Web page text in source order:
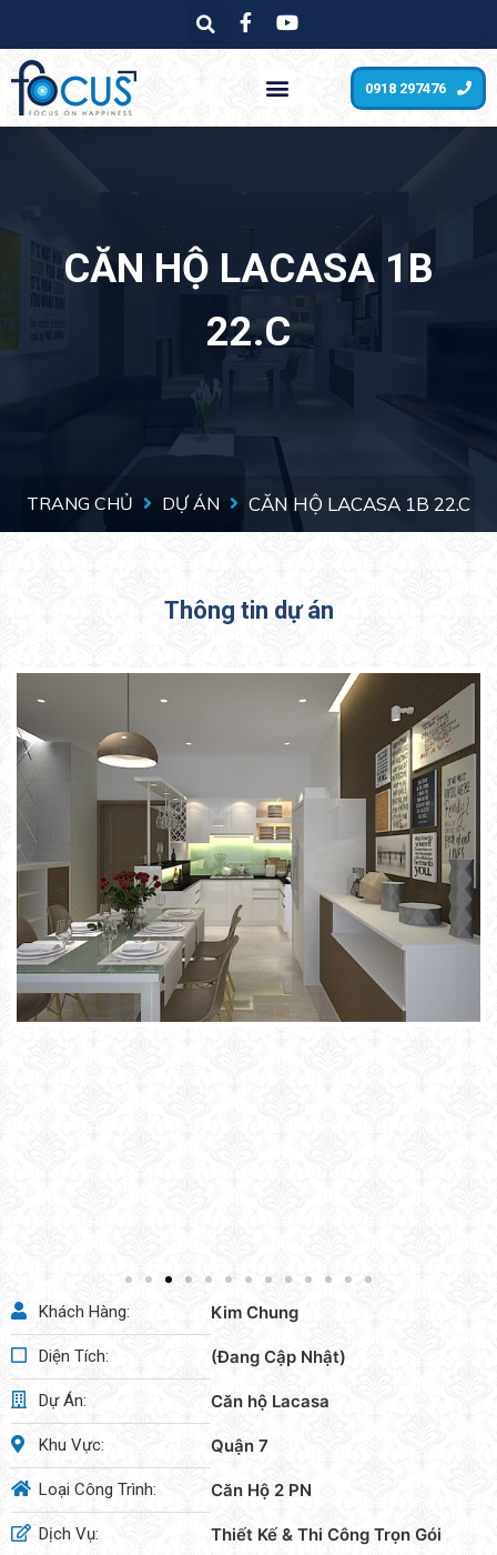
0918 297476
CĂN HỘ LACASA 1B
22.C
TRANG CHỦ DỰ ÁN CĂN HỘ LACASA 1B 22.C
Thông tin dự án
Khách Hàng:
Diện Tích:
Dự Án:
Khu Vực:
Loại Công Trình:
Dịch Vụ:
Kim Chung
(Đang Cập Nhật)
Căn hộ Lacasa
Quận 7
Căn Hộ 2 PN
Thiết Kế & Thi Công Trọn Gói